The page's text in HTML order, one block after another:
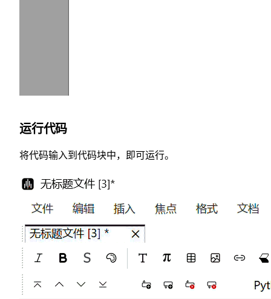
运行代码
将代码输入到代码块中，即可运行。